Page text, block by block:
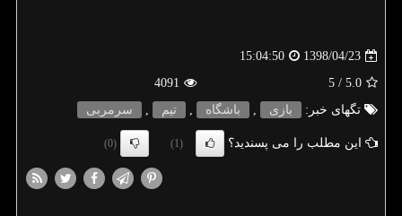
1398/04/23
15:04:50
5.0
/ 5
4091
تگهای خبر:
بازی , باشگاه , تیم , سرمربی
این مطلب را می پسندید؟ (1)
(0)